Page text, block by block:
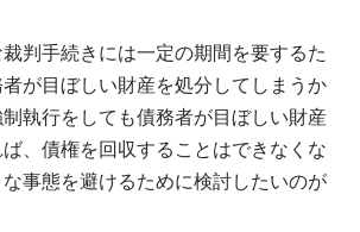
判手続きには一定の期間を要するた
が目ぼしい財産を処分してしまうか
執行をしても債務者が目ぼしい財産
、債権を回収することはできなくな
事態を避けるために検討したいのが